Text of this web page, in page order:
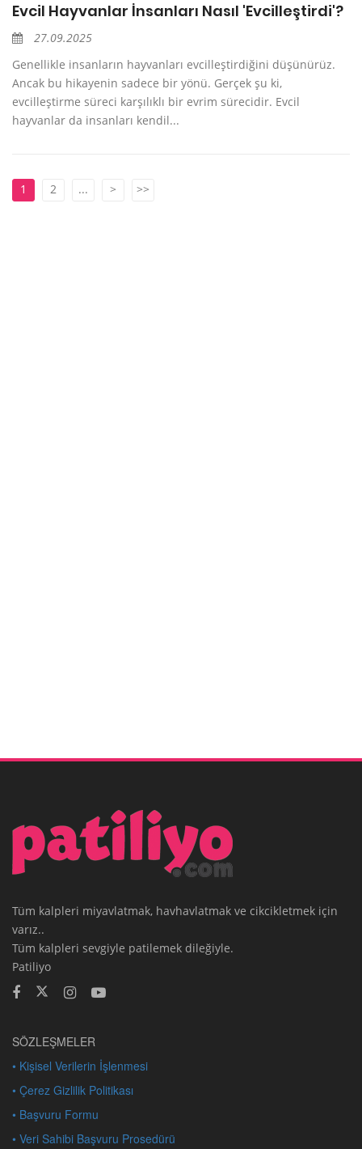
Evcil Hayvanlar İnsanları Nasıl 'Evcilleştirdi'?
27.09.2025
Genellikle insanların hayvanları evcilleştirdiğini düşünürüz.
Ancak bu hikayenin sadece bir yönü. Gerçek şu ki,
evcilleştirme süreci karşılıklı bir evrim sürecidir. Evcil
hayvanlar da insanları kendil...
1 2 ... > >>
Tüm kalpleri miyavlatmak, havhavlatmak ve cikcikletmek için
varız..
Tüm kalpleri sevgiyle patilemek dileğiyle.
Patiliyo
SÖZLEŞMELER
• Kişisel Verilerin İşlenmesi
• Çerez Gizlilik Politikası
• Başvuru Formu
• Veri Sahibi Başvuru Prosedürü